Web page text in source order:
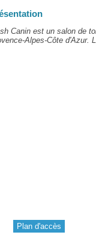
Canin est un salon de
Alpes-Côte d'Azur.
Plan d'accès